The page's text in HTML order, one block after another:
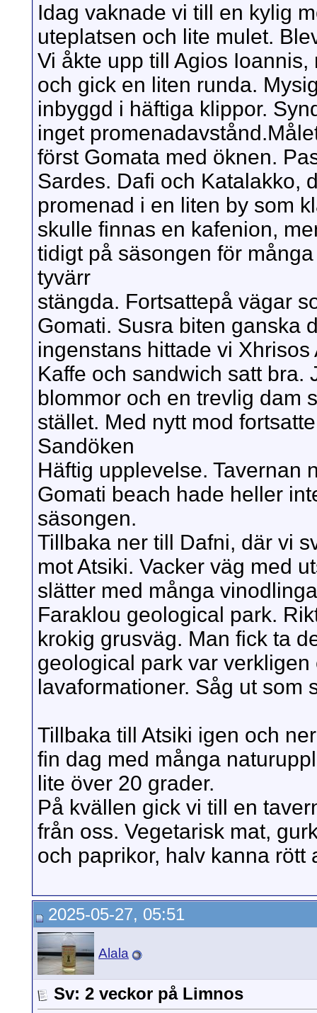
Idag vaknade vi till en kylig
uteplatsen och lite mulet.
Vi åkte upp till Agios
och gick en liten runda.
inbyggd i häftiga klippor.
inget
först Gomata med öknen.
Sardes. Dafi och Katalakko,
promenad i en liten by som
skulle finnas en kafenion,
tidigt på säsongen för
tyvärr
stängda. Fortsattepå vägar
Gomati. Susra biten ganska
ingenstans hittade vi
Kaffe och sandwich satt bra.
blommor och en trevlig dam
stället. Med nytt mod
Sandöken
Häftig upplevelse. Tavernan
Gomati beach hade heller
säsongen.
Tillbaka ner till Dafni, där vi
mot Atsiki. Vacker väg med
slätter med många
Faraklou geological park.
krokig grusväg. Man fick ta
geological park var
lavaformationer. Såg ut som
Tillbaka till Atsiki igen och
fin dag med många
lite över 20 grader.
På kvällen gick vi till en
från oss. Vegetarisk mat,
och paprikor, halv kanna rött
2025-05-27, 05:51
Alala
Sv: 2 veckor på Limnos